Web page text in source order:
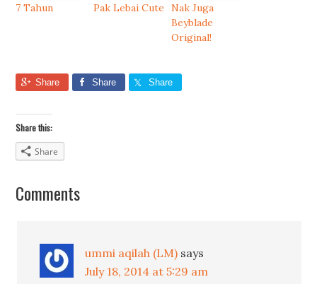
7 Tahun Pak Lebai Cute
Nak Juga
Beyblade
Original!
Share Share Share
Share this:
Share
Comments
ummi aqilah (LM) says
July 18, 2014 at 5:29 am